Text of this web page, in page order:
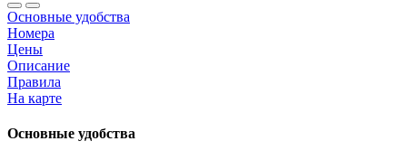
Основные удобства
Номера
Цены
Описание
Правила
На карте
Основные удобства